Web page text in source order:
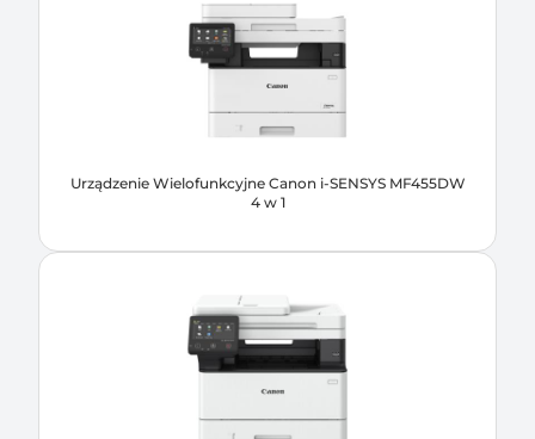
Urządzenie Wielofunkcyjne Canon i-SENSYS MF455DW
4 w 1